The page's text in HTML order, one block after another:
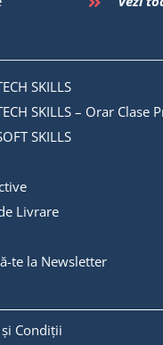
SKILLS
SKILLS – Orar Clase
SKILLS
Livrare
te la Newsletter
Condiții